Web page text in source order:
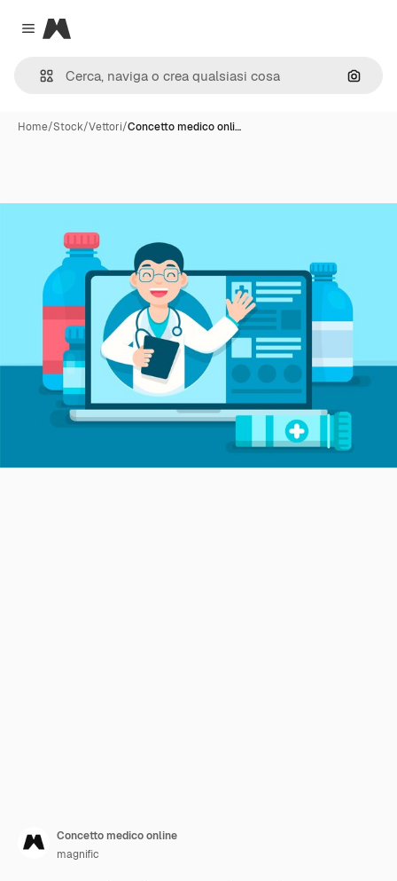
Close menu
Magnific
Cerca
Home/Stock/Vettori/Concetto medico onli…
Concetto medico online
magnific